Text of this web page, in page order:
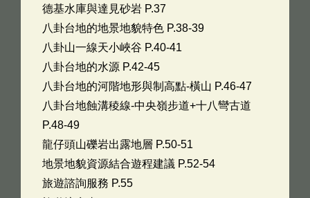
德基水庫與達見砂岩 P.37
八卦台地的地景地貌特色 P.38-39
八卦山一線天小峽谷 P.40-41
八卦台地的水源 P.42-45
八卦台地的河階地形與制高點-橫山 P.46-47
八卦台地蝕溝稜線-中央嶺步道+十八彎古道
P.48-49
龍仔頭山礫岩出露地層 P.50-51
地景地貌資源結合遊程建議 P.52-54
旅遊諮詢服務 P.55